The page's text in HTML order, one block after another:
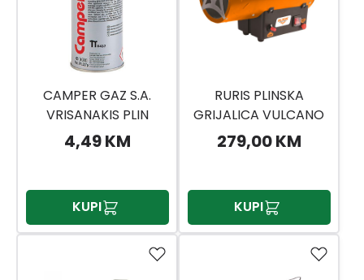
CAMPER GAZ S.A.
VRISANAKIS PLIN
BUTAN ZA KUHALO 227
GR
4,49 KM
KUPI
RURIS PLINSKA
GRIJALICA VULCANO
882
279,00 KM
KUPI